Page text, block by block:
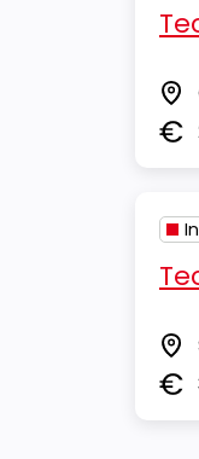
Lieu
Lieu